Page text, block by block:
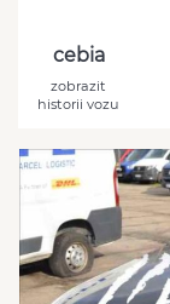
cebia
zobrazit
historii vozu